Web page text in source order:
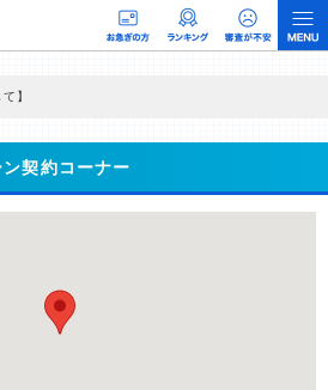
】
く、当編集部の調査／ユーザーへの口コミ収集な
提供を行っています。
契約コーナー